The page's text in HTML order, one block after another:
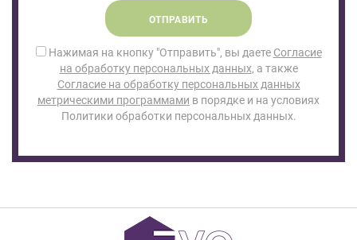
ОТПРАВИТЬ
Нажимая на кнопку "Отправить", вы даете Согласие
на обработку персональных данных, а также
Согласие на обработку персональных данных
метрическими программами в порядке и на условиях
Политики обработки персональных данных.